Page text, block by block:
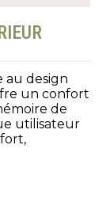
au design
un confort
de
utilisateur